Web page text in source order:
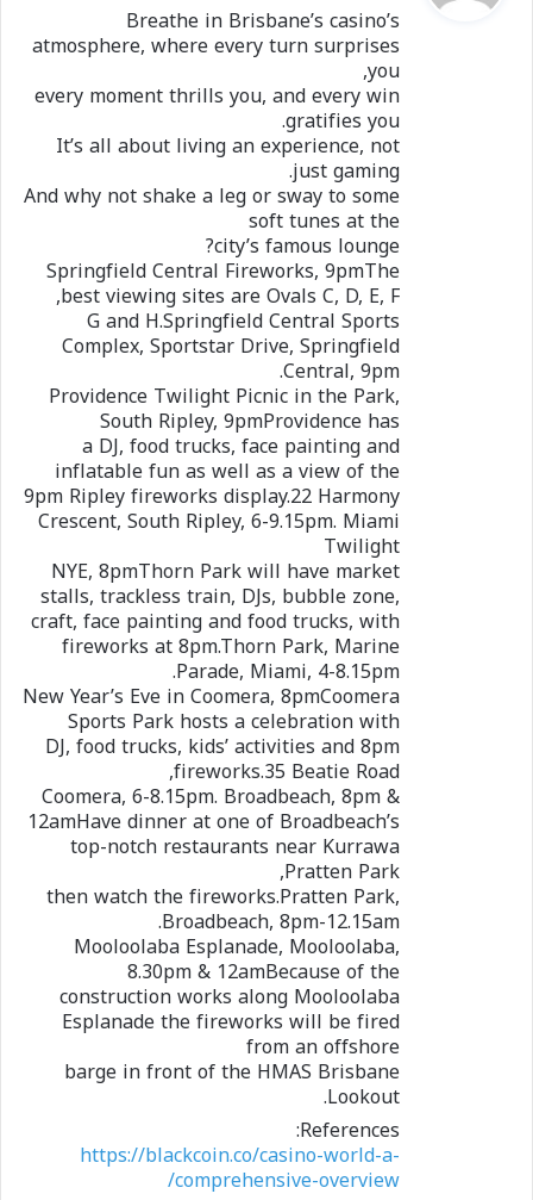
ل
Breathe in Brisbane’s casino’s
atmosphere, where every turn surprises
you,
every moment thrills you, and every win
gratifies you.
It’s all about living an experience, not
just gaming.
And why not shake a leg or sway to some
soft tunes at the
city’s famous lounge?
Springfield Central Fireworks, 9pmThe
best viewing sites are Ovals C, D, E, F,
G and H.Springfield Central Sports
Complex, Sportstar Drive, Springfield
Central, 9pm.
Providence Twilight Picnic in the Park,
South Ripley, 9pmProvidence has
a DJ, food trucks, face painting and
inflatable fun as well as a view of the
9pm Ripley fireworks display.22 Harmony
Crescent, South Ripley, 6-9.15pm. Miami
Twilight
NYE, 8pmThorn Park will have market
stalls, trackless train, DJs, bubble zone,
craft, face painting and food trucks, with
fireworks at 8pm.Thorn Park, Marine
Parade, Miami, 4-8.15pm.
New Year’s Eve in Coomera, 8pmCoomera
Sports Park hosts a celebration with
DJ, food trucks, kids’ activities and 8pm
fireworks.35 Beatie Road,
Coomera, 6-8.15pm. Broadbeach, 8pm &
12amHave dinner at one of Broadbeach’s
top-notch restaurants near Kurrawa
Pratten Park,
then watch the fireworks.Pratten Park,
Broadbeach, 8pm-12.15am.
Mooloolaba Esplanade, Mooloolaba,
8.30pm & 12amBecause of the
construction works along Mooloolaba
Esplanade the fireworks will be fired
from an offshore
barge in front of the HMAS Brisbane
Lookout.
References:
https://blackcoin.co/casino-world-a-
comprehensive-overview/